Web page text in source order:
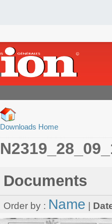
Downloads Home
Documents
Order by : Name